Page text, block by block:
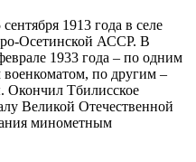
1913 года в селе
Осетинской АССР. В
1933 года – по одним
по другим –
Тбилисское
Великой Отечественной
минометным